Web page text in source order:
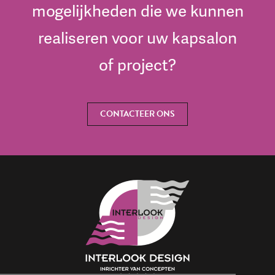
mogelijkheden die we kunnen
realiseren voor uw kapsalon
of project?
CONTACTEER ONS